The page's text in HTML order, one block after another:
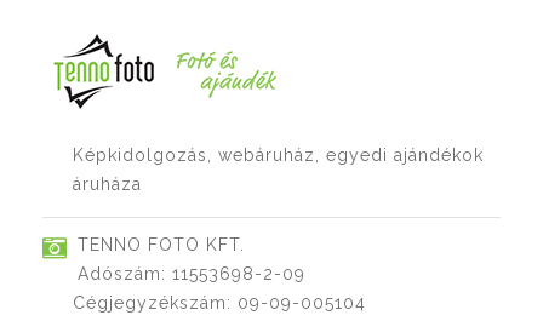
Képkidolgozás, webáruház, egyedi ajándékok
áruháza
TENNO FOTO KFT.
Adószám: 11553698-2-09
Cégjegyzékszám: 09-09-005104